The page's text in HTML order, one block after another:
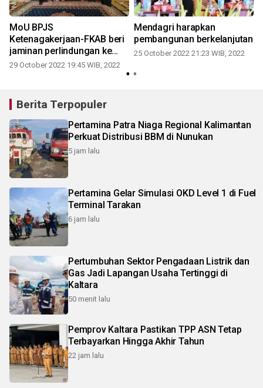
MoU BPJS
Ketenagakerjaan-FKAB beri
jaminan perlindungan ke
pekerja sosial
29 October 2022 19:45 WIB, 2022
Mendagri harapkan
pembangunan berkelanjutan
25 October 2022 21:23 WIB, 2022
Berita Terpopuler
Pertamina Patra Niaga Regional Kalimantan
Perkuat Distribusi BBM di Nunukan
5 jam lalu
Pertamina Gelar Simulasi OKD Level 1 di Fuel
Terminal Tarakan
6 jam lalu
Pertumbuhan Sektor Pengadaan Listrik dan
Gas Jadi Lapangan Usaha Tertinggi di
Kaltara
50 menit lalu
Pemprov Kaltara Pastikan TPP ASN Tetap
Terbayarkan Hingga Akhir Tahun
22 jam lalu